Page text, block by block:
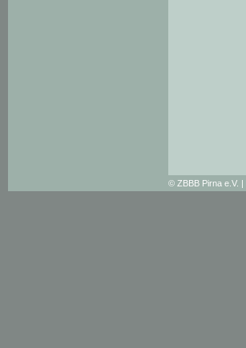
© ZBBB Pirna e.V. |